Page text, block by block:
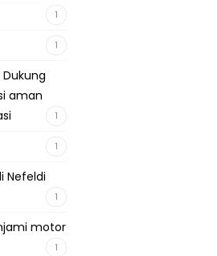
1
1
aman
1
1
Nefeldi
1
motor
1